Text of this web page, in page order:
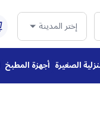
إختر المدينة
الصغيرة أجهزة المطبخ